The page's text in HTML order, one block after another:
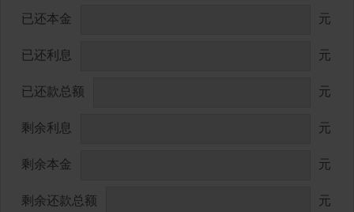
已还本金 元
已还利息 元
已还款总额 元
剩余利息 元
剩余本金 元
剩余还款总额 元